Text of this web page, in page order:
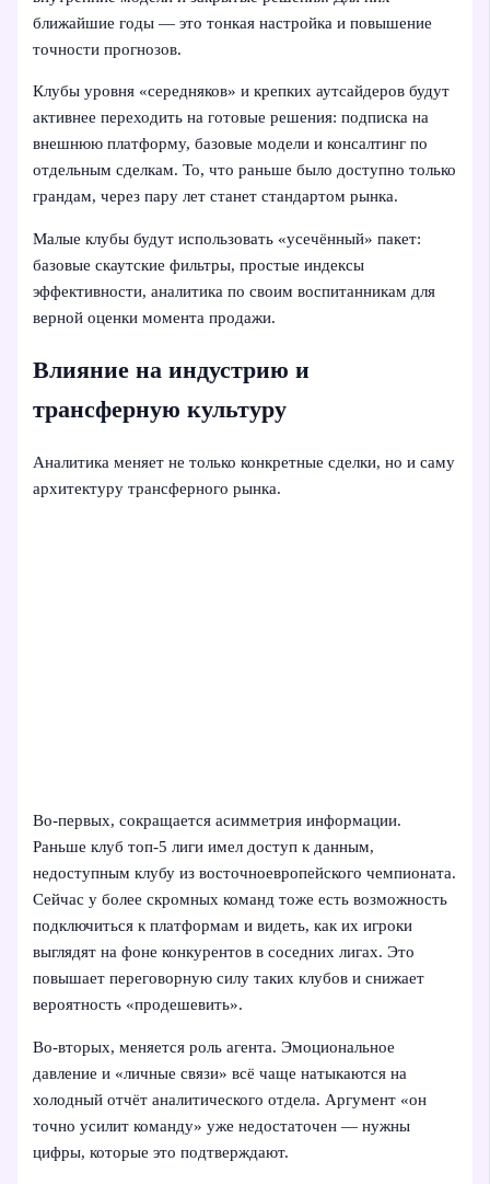
ближайшие годы — это тонкая настройка и повышение
точности прогнозов.
Клубы уровня «середняков» и крепких аутсайдеров будут
активнее переходить на готовые решения: подписка на
внешнюю платформу, базовые модели и консалтинг по
отдельным сделкам. То, что раньше было доступно только
грандам, через пару лет станет стандартом рынка.
Малые клубы будут использовать «усечённый» пакет:
базовые скаутские фильтры, простые индексы
эффективности, аналитика по своим воспитанникам для
верной оценки момента продажи.
Влияние на индустрию и
трансферную культуру
Аналитика меняет не только конкретные сделки, но и саму
архитектуру трансферного рынка.
Во-первых, сокращается асимметрия информации.
Раньше клуб топ-5 лиги имел доступ к данным,
недоступным клубу из восточноевропейского чемпионата.
Сейчас у более скромных команд тоже есть возможность
подключиться к платформам и видеть, как их игроки
выглядят на фоне конкурентов в соседних лигах. Это
повышает переговорную силу таких клубов и снижает
вероятность «продешевить».
Во-вторых, меняется роль агента. Эмоциональное
давление и «личные связи» всё чаще натыкаются на
холодный отчёт аналитического отдела. Аргумент «он
точно усилит команду» уже недостаточен — нужны
цифры, которые это подтверждают.